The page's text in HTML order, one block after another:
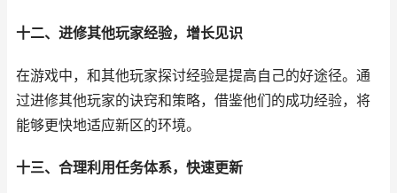
十二、进修其他玩家经验，增长见识
在游戏中，和其他玩家探讨经验是提高自己的好途径。通
过进修其他玩家的诀窍和策略，借鉴他们的成功经验，将
能够更快地适应新区的环境。
十三、合理利用任务体系，快速更新